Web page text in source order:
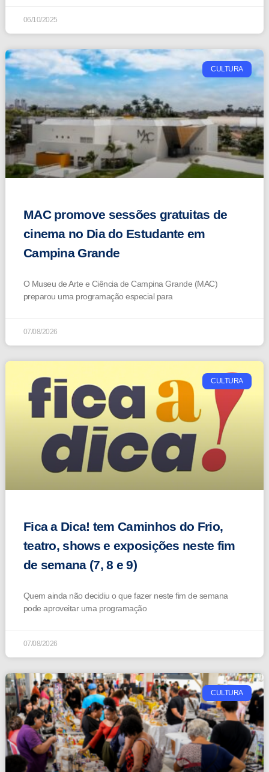
06/10/2025
CULTURA
MAC promove sessões gratuitas de
cinema no Dia do Estudante em
Campina Grande
O Museu de Arte e Ciência de Campina Grande (MAC)
preparou uma programação especial para
07/08/2026
CULTURA
Fica a Dica! tem Caminhos do Frio,
teatro, shows e exposições neste fim
de semana (7, 8 e 9)
Quem ainda não decidiu o que fazer neste fim de semana
pode aproveitar uma programação
07/08/2026
CULTURA